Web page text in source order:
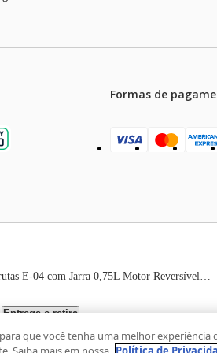
Entrega e retira
Formas de
Preços e condições de
dos produtos são meramente
Zaki Narchi, nº 1650, sobreloja,
que você tenha uma melhor experiência